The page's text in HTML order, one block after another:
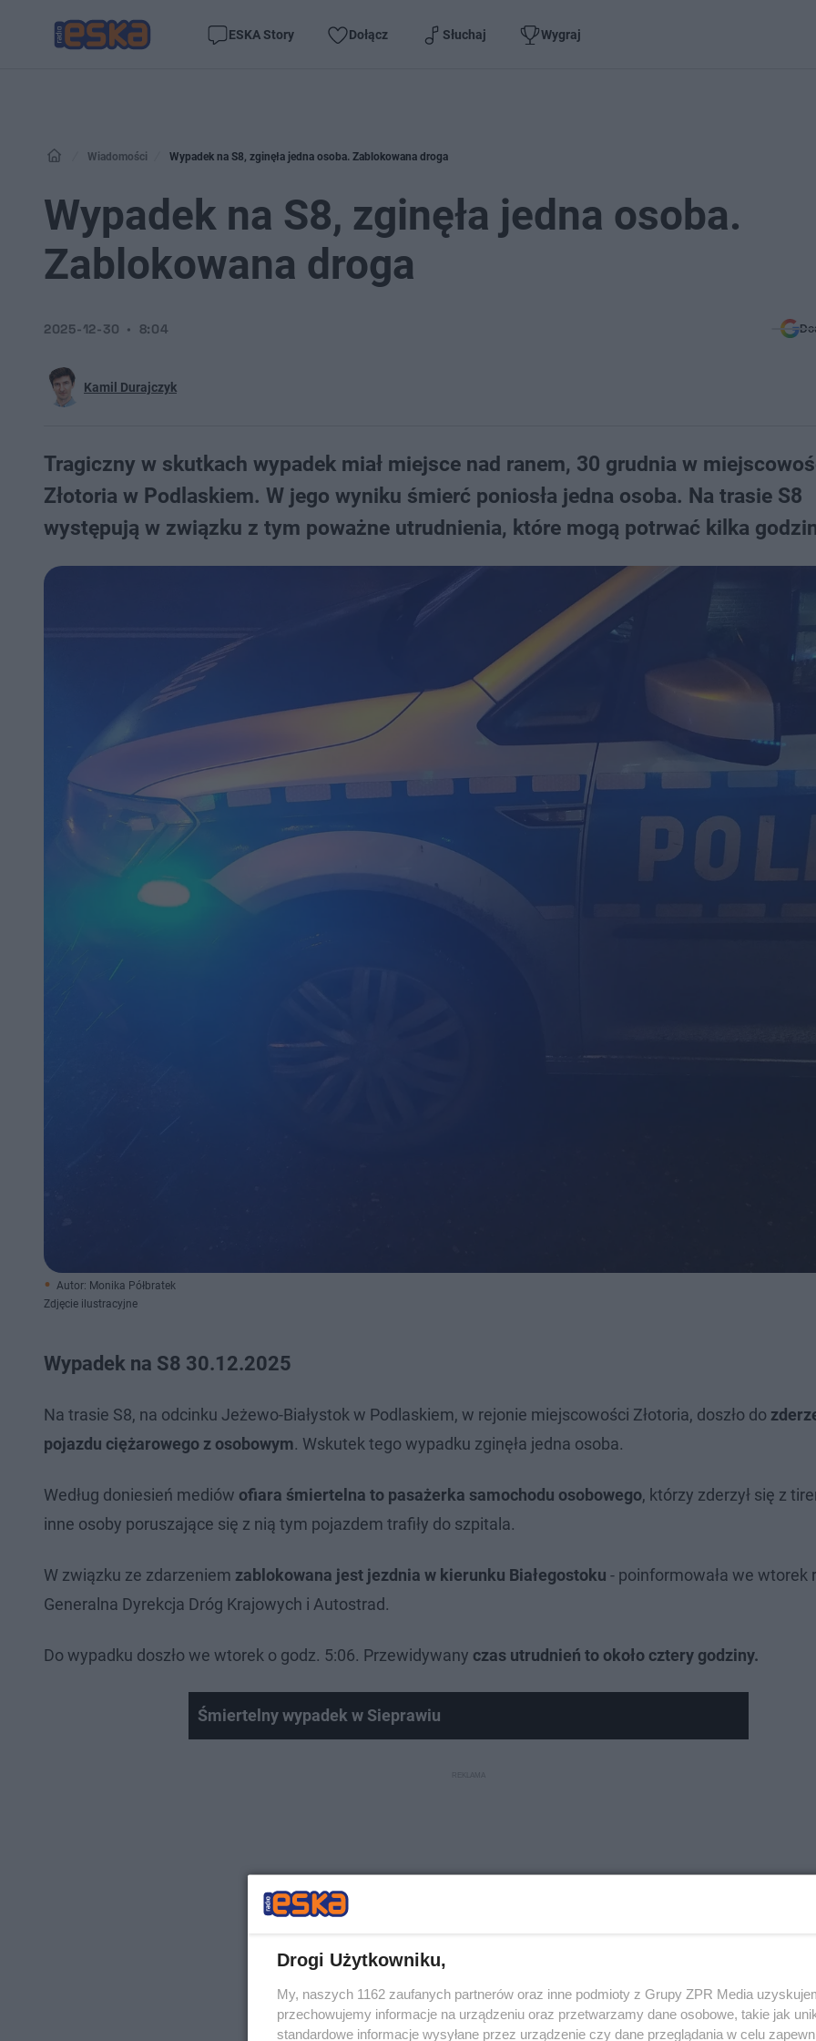
ESKA Story Dołącz Słuchaj Wygraj
Wiadomości Wypadek na S8, zginęła jedna osoba. Zablokowana droga
Wypadek na S8, zginęła jedna osoba.
Zablokowana droga
Kamil Durajczyk
2025-12-30 8:04
Tragiczny w skutkach wypadek miał miejsce nad ranem, 30 grudnia w
Złotoria w Podlaskiem. W jego wyniku śmierć poniosła jedna osoba. Na trasie S8
występują w związku z tym poważne utrudnienia, które mogą potrwać kilka
Autor: Monika Półbratek
Zdjęcie ilustracyjne
Wypadek na S8 30.12.2025
Na trasie S8, na odcinku Jeżewo-Białystok w Podlaskiem, w rejonie miejscowości Złotoria, doszło do
pojazdu ciężarowego z osobowym. Wskutek tego wypadku zginęła jedna osoba.
Według doniesień mediów ofiara śmiertelna to pasażerka samochodu osobowego, którzy zderzył się z
inne osoby poruszające się z nią tym pojazdem trafiły do szpitala.
W związku ze zdarzeniem zablokowana jest jezdnia w kierunku Białegostoku - poinformowała we wtorek
Generalna Dyrekcja Dróg Krajowych i Autostrad.
Do wypadku doszło we wtorek o godz. 5:06. Przewidywany czas utrudnień to około cztery godziny.
Śmiertelny wypadek w Sieprawiu
Drogi Użytkowniku,
My, naszych 1162 zaufanych partnerów oraz inne podmioty z Grupy ZPR Media
przechowujemy informacje na urządzeniu oraz przetwarzamy dane osobowe, takie jak
standardowe informacje wysyłane przez urządzenie czy dane przeglądania w celu